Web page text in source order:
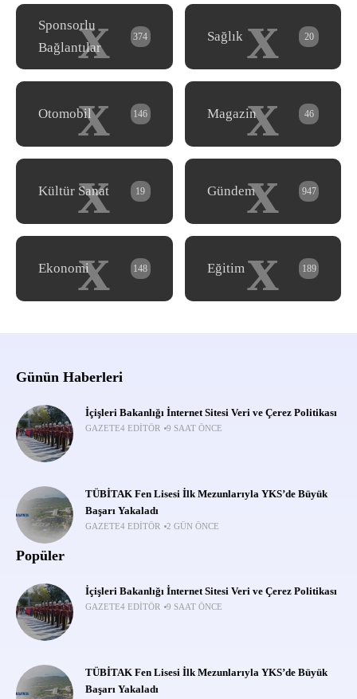
x
Sponsorlu
Bağlantılar
374 x
Sağlık 20
x
Otomobil 146 x
Magazin 46
x
Kültür Sanat 19 x
Gündem 947
x
Ekonomi 148 x
Eğitim 189
Günün Haberleri
İçişleri Bakanlığı İnternet Sitesi Veri ve Çerez Politikası
GAZETE4 EDITÖR 9 SAAT ÖNCE
TÜBİTAK Fen Lisesi İlk Mezunlarıyla YKS’de Büyük
Başarı Yakaladı
GAZETE4 EDITÖR 2 GÜN ÖNCE
Popüler
İçişleri Bakanlığı İnternet Sitesi Veri ve Çerez Politikası
GAZETE4 EDITÖR 9 SAAT ÖNCE
TÜBİTAK Fen Lisesi İlk Mezunlarıyla YKS’de Büyük
Başarı Yakaladı